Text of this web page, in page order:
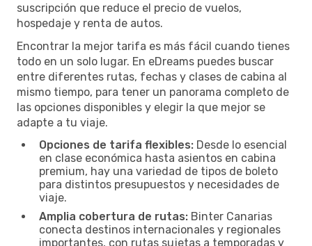
suscripción que reduce el precio de vuelos,
hospedaje y renta de autos.
Encontrar la mejor tarifa es más fácil cuando tienes
todo en un solo lugar. En eDreams puedes buscar
entre diferentes rutas, fechas y clases de cabina al
mismo tiempo, para tener un panorama completo de
las opciones disponibles y elegir la que mejor se
adapte a tu viaje.
Opciones de tarifa flexibles: Desde lo esencial
en clase económica hasta asientos en cabina
premium, hay una variedad de tipos de boleto
para distintos presupuestos y necesidades de
viaje.
Amplia cobertura de rutas: Binter Canarias
conecta destinos internacionales y regionales
importantes, con rutas sujetas a temporadas y